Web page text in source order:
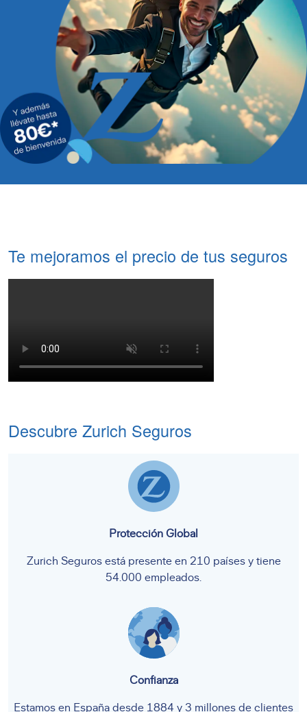
Te mejoramos el precio de tus seguros
Descubre Zurich Seguros
Protección Global
Zurich Seguros está presente en 210 países y tiene
54.000 empleados.
Confianza
Estamos en España desde 1884 y 3 millones de clientes